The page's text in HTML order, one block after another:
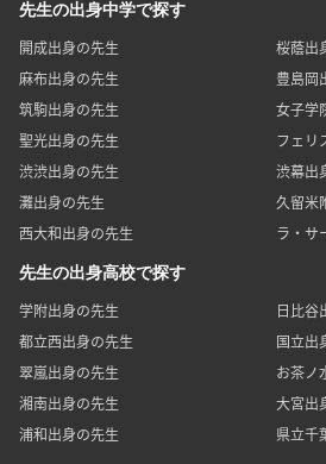
先生の出身中学で探す
開成出身の先生
桜蔭出
麻布出身の先生
豊島岡
筑駒出身の先生
女子学
聖光出身の先生
フェリ
渋渋出身の先生
渋幕出
灘出身の先生
久留米
西大和出身の先生
ラ・サ
先生の出身高校で探す
学附出身の先生
日比谷
都立西出身の先生
国立出
翠嵐出身の先生
お茶ノ
湘南出身の先生
大宮出
浦和出身の先生
県立千